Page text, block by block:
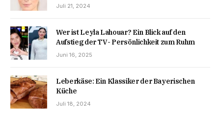
Juli 21, 2024
Wer ist Leyla Lahouar? Ein Blick auf den
Aufstieg der TV- Persönlichkeit zum Ruhm
Juni 16, 2025
Leberkäse: Ein Klassiker der Bayerischen
Küche
Juli 18, 2024